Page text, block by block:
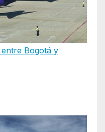
Bogotá y